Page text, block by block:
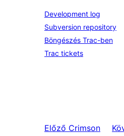
Development log
Subversion repository
Böngészés Trac-ben
Trac tickets
Előző Crimson